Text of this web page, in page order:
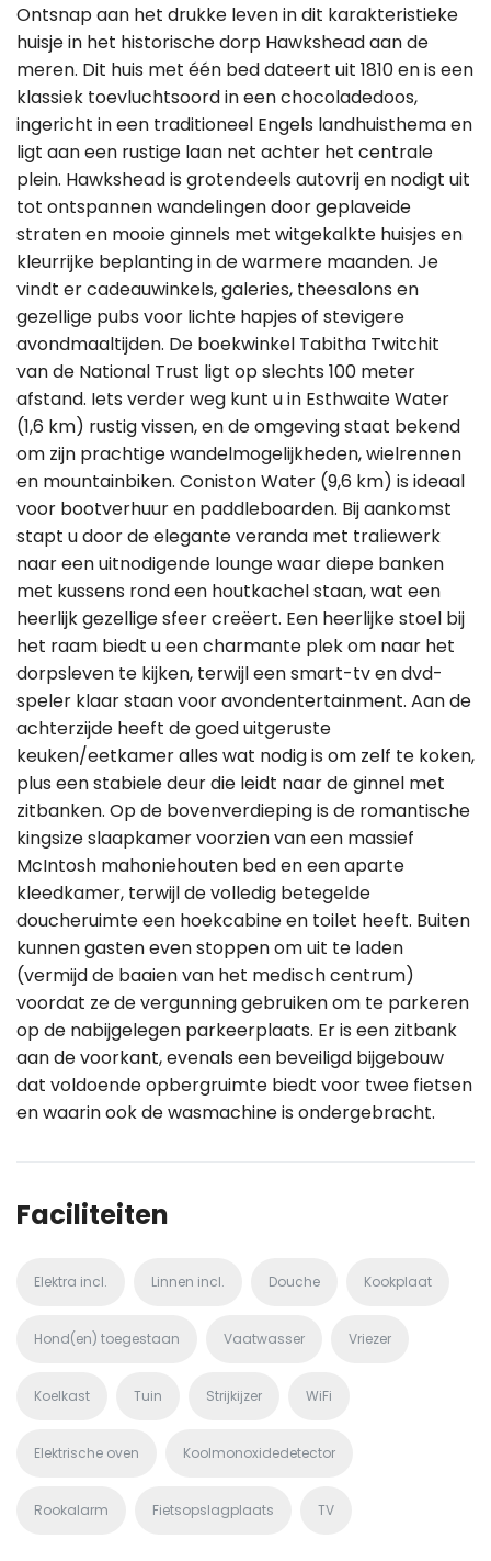
Ontsnap aan het drukke leven in dit karakteristieke
huisje in het historische dorp Hawkshead aan de
meren. Dit huis met één bed dateert uit 1810 en is een
klassiek toevluchtsoord in een chocoladedoos,
ingericht in een traditioneel Engels landhuisthema en
ligt aan een rustige laan net achter het centrale
plein. Hawkshead is grotendeels autovrij en nodigt uit
tot ontspannen wandelingen door geplaveide
straten en mooie ginnels met witgekalkte huisjes en
kleurrijke beplanting in de warmere maanden. Je
vindt er cadeauwinkels, galeries, theesalons en
gezellige pubs voor lichte hapjes of stevigere
avondmaaltijden. De boekwinkel Tabitha Twitchit
van de National Trust ligt op slechts 100 meter
afstand. Iets verder weg kunt u in Esthwaite Water
(1,6 km) rustig vissen, en de omgeving staat bekend
om zijn prachtige wandelmogelijkheden, wielrennen
en mountainbiken. Coniston Water (9,6 km) is ideaal
voor bootverhuur en paddleboarden. Bij aankomst
stapt u door de elegante veranda met traliewerk
naar een uitnodigende lounge waar diepe banken
met kussens rond een houtkachel staan, wat een
heerlijk gezellige sfeer creëert. Een heerlijke stoel bij
het raam biedt u een charmante plek om naar het
dorpsleven te kijken, terwijl een smart-tv en dvd-
speler klaar staan voor avondentertainment. Aan de
achterzijde heeft de goed uitgeruste
keuken/eetkamer alles wat nodig is om zelf te koken,
plus een stabiele deur die leidt naar de ginnel met
zitbanken. Op de bovenverdieping is de romantische
kingsize slaapkamer voorzien van een massief
McIntosh mahoniehouten bed en een aparte
kleedkamer, terwijl de volledig betegelde
doucheruimte een hoekcabine en toilet heeft. Buiten
kunnen gasten even stoppen om uit te laden
(vermijd de baaien van het medisch centrum)
voordat ze de vergunning gebruiken om te parkeren
op de nabijgelegen parkeerplaats. Er is een zitbank
aan de voorkant, evenals een beveiligd bijgebouw
dat voldoende opbergruimte biedt voor twee fietsen
en waarin ook de wasmachine is ondergebracht.
Faciliteiten
Elektra incl. Linnen incl. Douche Kookplaat
Hond(en) toegestaan Vaatwasser Vriezer
Koelkast Tuin Strijkijzer WiFi
Elektrische oven Koolmonoxidedetector
Rookalarm Fietsopslagplaats TV